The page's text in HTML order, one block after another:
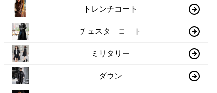
トレンチコート
チェスターコート
ミリタリー
ダウン